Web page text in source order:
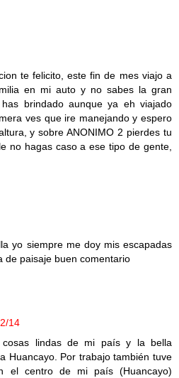
te felicito, este fin de mes viajo a
en mi auto y no sabes la gran
brindado aunque ya eh viajado
ves que ire manejando y espero
y sobre ANONIMO 2 pierdes tu
no hagas caso a ese tipo de gente,
yo siempre me doy mis escapadas
de paisaje buen comentario
14
cosas lindas de mi país y la bella
Huancayo. Por trabajo también tuve
el centro de mi país (Huancayo)